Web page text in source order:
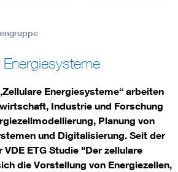
Energiesysteme“ arbeiten
Industrie und Forschung
Planung von
und Digitalisierung. Seit der
ETG Studie "Der zellulare
die Vorstellung von Energiezellen,